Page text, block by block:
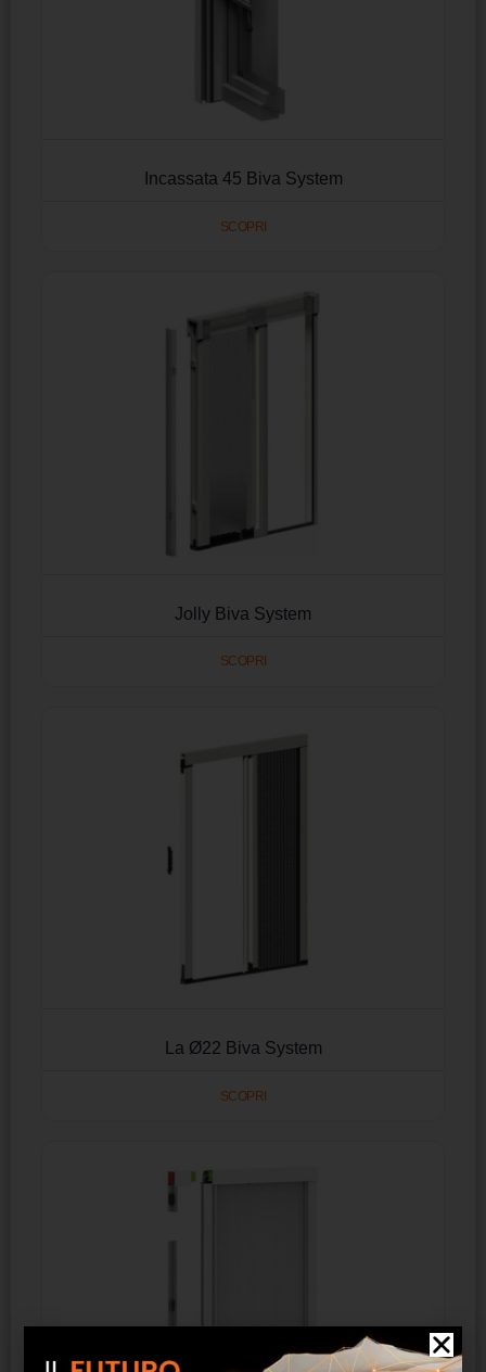
Incassata 45 Biva System
SCOPRI
Jolly Biva System
SCOPRI
La Ø22 Biva System
SCOPRI